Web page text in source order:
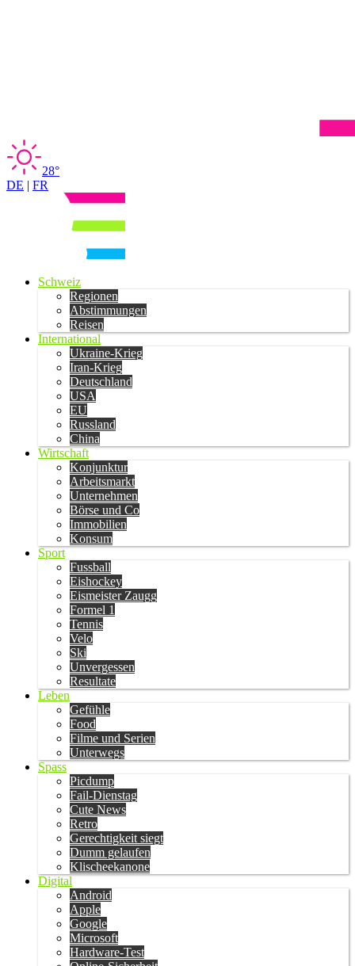
28°
DE | FR
Schweiz
Regionen
Abstimmungen
Reisen
International
Ukraine-Krieg
Iran-Krieg
Deutschland
USA
EU
Russland
China
Wirtschaft
Konjunktur
Arbeitsmarkt
Unternehmen
Börse und Co
Immobilien
Konsum
Sport
Fussball
Eishockey
Eismeister Zaugg
Formel 1
Tennis
Velo
Ski
Unvergessen
Resultate
Leben
Gefühle
Food
Filme und Serien
Unterwegs
Spass
Picdump
Fail-Dienstag
Cute News
Retro
Gerechtigkeit siegt
Dumm gelaufen
Klischeekanone
Digital
Android
Apple
Google
Microsoft
Hardware-Test